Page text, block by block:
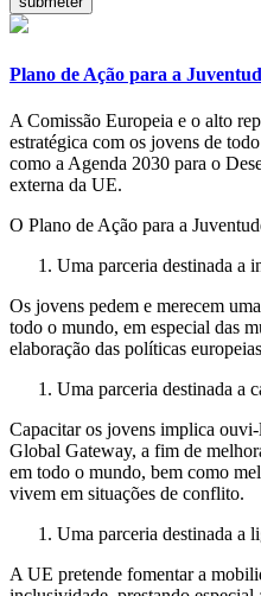
Plano de Ação para a
A Comissão Europeia e o alto
estratégica com os jovens de
como a Agenda 2030 para o
externa da UE.
O Plano de Ação para a
Uma parceria destinada a
Os jovens pedem e merecem
todo o mundo, em especial das
elaboração das políticas
Uma parceria destinada a
Capacitar os jovens implica ouvi-
Global Gateway, a fim de
em todo o mundo, bem como
vivem em situações de conflito.
Uma parceria destinada a
A UE pretende fomentar a